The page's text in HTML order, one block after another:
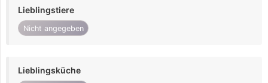
Lieblingstiere
Nicht angegeben
Lieblingsküche